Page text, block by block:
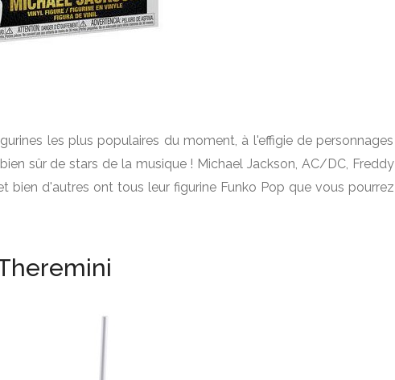
les plus populaires du moment, à l'effigie de personnages
sûr de stars de la musique ! Michael Jackson, AC/DC, Freddy
bien d'autres ont tous leur figurine Funko Pop que vous pourrez